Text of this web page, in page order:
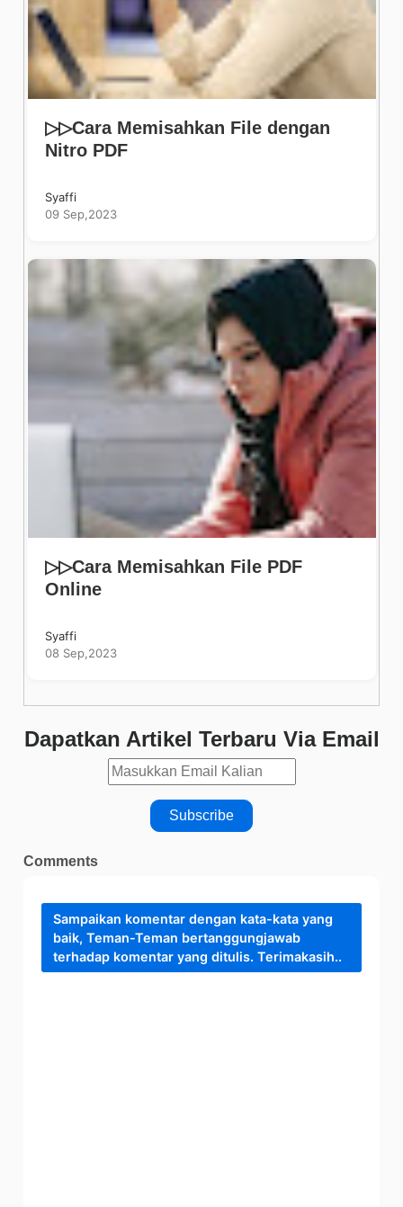
▷▷Cara Memisahkan File dengan
Nitro PDF
Syaffi
09 Sep,2023
▷▷Cara Memisahkan File PDF
Online
Syaffi
08 Sep,2023
Dapatkan Artikel Terbaru Via Email
Comments
Sampaikan komentar dengan kata-kata yang
baik, Teman-Teman bertanggungjawab
terhadap komentar yang ditulis. Terimakasih..